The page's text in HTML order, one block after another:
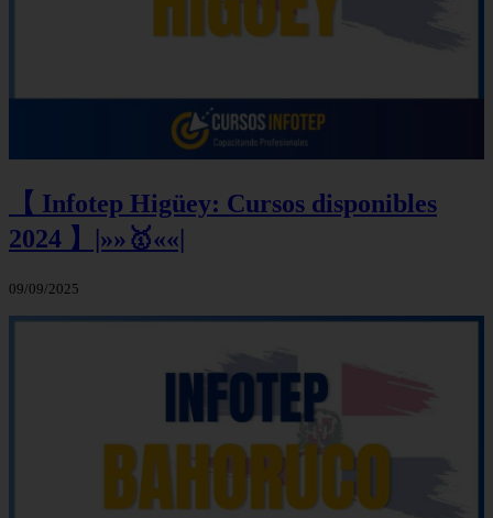
【 Infotep Higüey: Cursos disponibles
2024 】|»»🥇««|
09/09/2025